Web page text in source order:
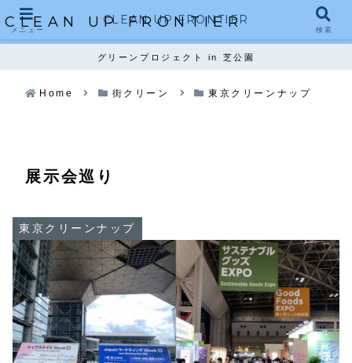
CLEAN UP FRONTIER
グリーンプロジェクト in 芝公園
Home 街クリーン 東京クリーンナップ
展示会巡り
東京クリーンナップ
メニュー
CLEAN UP FRONTIER
検索